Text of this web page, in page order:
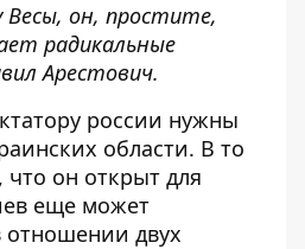
Весы, он, простите,
радикальные
Арестович.
россии нужны
области. В то
он открыт для
еще может
отношении двух